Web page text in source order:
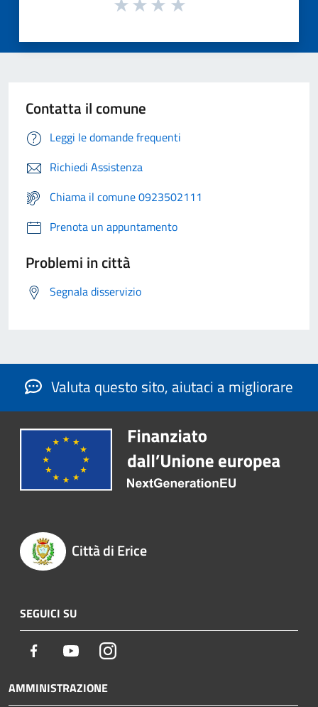
Contatta il comune
Leggi le domande frequenti
Richiedi Assistenza
Chiama il comune 0923502111
Prenota un appuntamento
Problemi in città
Segnala disservizio
Valuta questo sito, aiutaci a migliorare
Città di Erice
SEGUICI SU
Facebook YoutubeInstagram
AMMINISTRAZIONE